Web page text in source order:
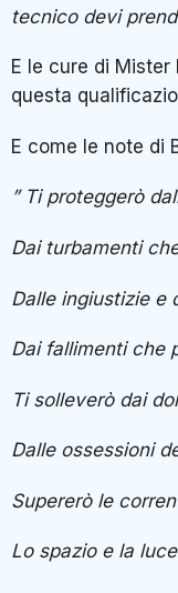
tecnico devi
E le cure di
questa
E come le note di
” Ti proteggerò
Dai turbamenti
Dalle ingiustizie e
Dai fallimenti che
Ti solleverò dai
Dalle ossessioni
Supererò le
Lo spazio e la